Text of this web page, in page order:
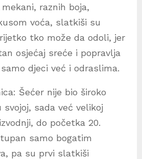
raznih boja,
voća, slatkiši su
tko može da odoli, jer
osjećaj sreće i popravlja
djeci već i odraslima.
Šećer nije bio široko
sada već velikoj
do početka 20.
samo bogatim
pa su prvi slatkiši